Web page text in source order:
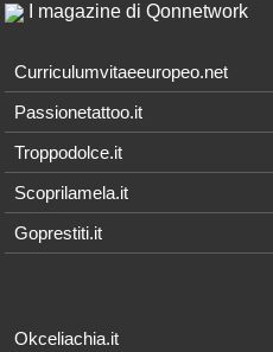
I magazine di Qonnetwork
Curriculumvitaeeuropeo.net
Passionetattoo.it
Troppodolce.it
Scoprilamela.it
Goprestiti.it
Okceliachia.it